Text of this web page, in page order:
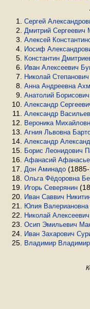
Сергей
Дмитрий Сергеевич
Алексей
Иосиф
Константин
Иван Алексеевич
Николай
Анна Андреевна
Анатолий
Александр
Александр
Вероника
Агния Львовна
Александр
Борис Леонидович
Афанасий
Дон Аминадо
Ольга Фёдоровна
Игорь Северянин
Иван Саввич
Юлия
Николай
Осип Эмильевич
Иван Захарович
Владимир